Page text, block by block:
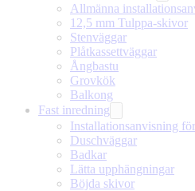
Allmänna
12,5 mm Tulppa-skivor
Stenväggar
Plåtkassettväggar
Ångbastu
Grovkök
Balkong
Fast inredning
Installationsanvisning
Duschväggar
Badkar
Lätta upphängningar
Böjda skivor